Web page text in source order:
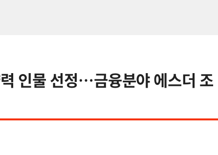
인물 선정…금융분야 에스더 조